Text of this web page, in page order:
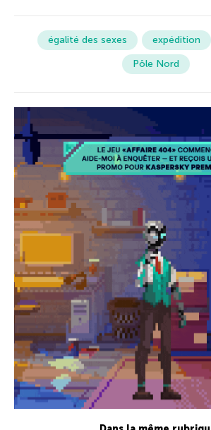
égalité des sexes expédition
Pôle Nord